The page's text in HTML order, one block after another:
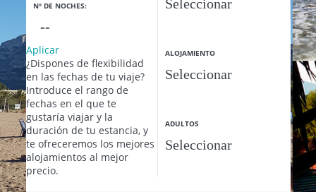
Nº DE NOCHES:
Aplicar
¿Dispones de flexibilidad
en las fechas de tu viaje?
Introduce el rango de
fechas en el que te
gustaría viajar y la
duración de tu estancia, y
te ofreceremos los mejores
alojamientos al mejor
precio.
ALOJAMIENTO
ADULTOS